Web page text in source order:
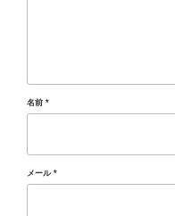
名前 *
メール *